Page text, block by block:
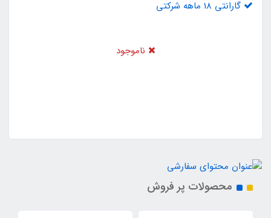
گارانتی 18 ماهه شرکتی
ناموجود
محصولات پر فروش